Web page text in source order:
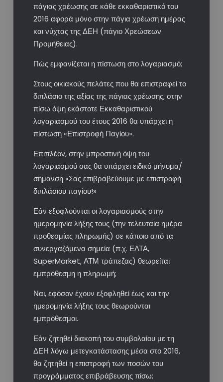
πάγιας χρέωσης σε κάθε εκκαθαριστικό του
2016 αφορά μόνο στην πάγια χρέωση ημέρας
και νύχτας της ΔΕΗ (πάγιο Χρεώσεων
Προμήθειας).
Πώς εμφανίζεται η πίστωση στο λογαριασμό;
Στους οικιακούς πελάτες που θα επιστραφεί το
διπλάσιο της αξίας της πάγιας χρέωσης, στην
πίσω όψη εκάστοτε Εκκαθαριστικού
λογαριασμού του έτους 2016 θα υπάρχει η
πίστωση «Επιστροφή Παγίου».
Επιπλέον, στην μπροστινή όψη του
λογαριασμού σας θα υπάρχει ειδικό μήνυμα/
σήμανση «Σας επιβραβεύουμε με επιστροφή
διπλάσιου παγίου!»
Εάν εξοφλούνται οι λογαριασμούς στην
ημερομηνία λήξης τους (την τελευταία ημέρα
προθεσμίας πληρωμής) σε κάποιο από τα
συνεργαζόμενα σημεία (π.χ. ΕΛΤΑ,
SuperMarket, ΑΤΜ τράπεζας) θεωρείται
εμπρόθεσμη η πληρωμή;
Ναι, εφόσον έχουν εξοφληθεί έως και την
ημερομηνία λήξης τους θεωρούνται
εμπρόθεσμοι.
Εάν ζητηθεί διακοπή του συμβολαίου με τη
ΔΕΗ λόγω μετεγκατάστασης μέσα στο 2016,
θα ζητηθεί η επιστροφή των ποσών του
προγράμματος επιβράβευσης πίσω;